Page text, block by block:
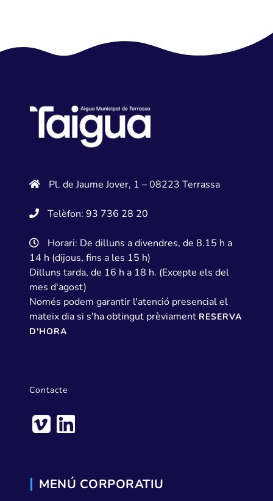
Pl. de Jaume Jover, 1 – 08223 Terrassa
Telèfon: 93 736 28 20
Horari: De dilluns a divendres, de 8.15 h a
14 h (dijous, fins a les 15 h)
Dilluns tarda, de 16 h a 18 h. (Excepte els del
mes d'agost)
Només podem garantir l'atenció presencial el
mateix dia si s'ha obtingut prèviament RESERVA
D'HORA
Contacte
MENÚ CORPORATIU